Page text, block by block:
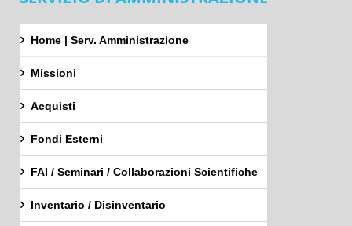
Home | Serv. Amministrazione
Missioni
Acquisti
Fondi Esterni
FAI / Seminari / Collaborazioni Scientifiche
Inventario / Disinventario